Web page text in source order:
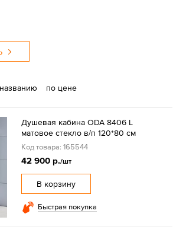
по цене
Душевая кабина ODA 8406 L
матовое стекло в/п 120*80 см
Код товара: 165544
42 900 р./шт
В корзину
Быстрая покупка